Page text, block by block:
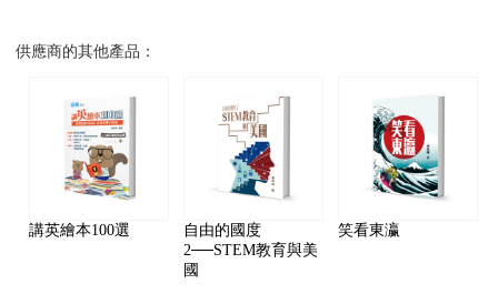
供應商的其他產品：
講英繪本100選
自由的國度
2──STEM教育與美
國
笑看東瀛